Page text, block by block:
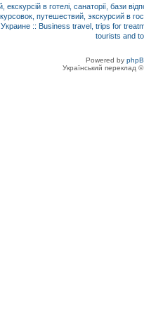
Powered by
Український переклад